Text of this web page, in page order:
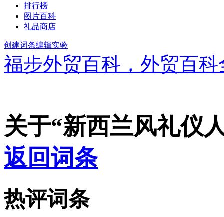
排行榜
图片百科
礼品商店
创建词条编辑实验
福步外贸百科，外贸百科
关于“新西兰风礼仪
返回词条
热评词条